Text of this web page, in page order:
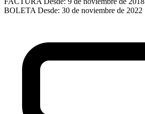
BOLETA Desde: 30 de noviembre de 2022